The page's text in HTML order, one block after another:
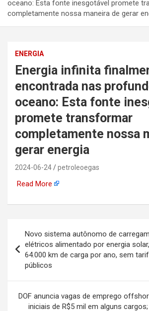
emprego, energia,
offshore, economia,
automotiva,
indústria naval, etc
oceano: Esta fonte inesgotável promete
completamente nossa maneira de gerar
ENERGIA
Energia infinita
encontrada nas
oceano: Esta fonte
promete transformar
completamente nossa
gerar energia
2024-06-24 petroleoegas
Read More
de
Post
Novo sistema autônomo de
elétricos alimentado por energia
64.000 km de carga por ano, sem
públicos
DOF anuncia vagas de emprego
iniciais de R$5 mil em alguns